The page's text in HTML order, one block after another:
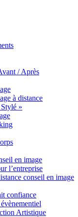
/ Après
à distance
»
en image
l’entreprise
conseil en image
confiance
Artistique